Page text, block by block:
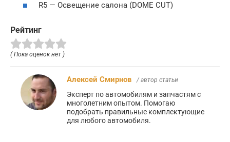
R5 — Освещение салона (DOME CUT)
Рейтинг
( Пока оценок нет )
Алексей Смирнов / автор статьи
Эксперт по автомобилям и запчастям с
многолетним опытом. Помогаю
подобрать правильные комплектующие
для любого автомобиля.